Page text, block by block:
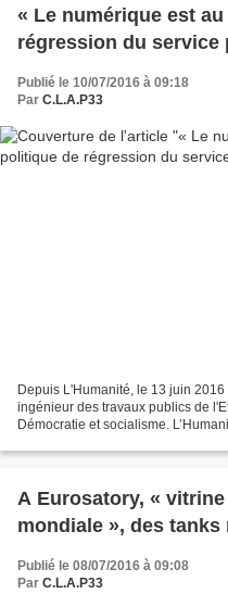
« Le numérique est
régression du service
Publié le 10/07/2016 à 09:18
Par C.L.A.P33
Depuis L'Humanité, le 13 juin
ingénieur des travaux publics de
Démocratie et socialisme.
A Eurosatory, «
mondiale », des
Publié le 08/07/2016 à 09:08
Par C.L.A.P33